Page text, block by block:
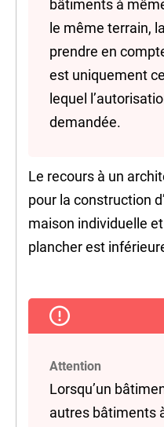
bâtiments à
le même terrain,
prendre en
est uniquement
lequel
demandée.
Le recours à un
pour la construction
maison individuelle
plancher est
Attention
Lorsqu’un
autres bâtiments